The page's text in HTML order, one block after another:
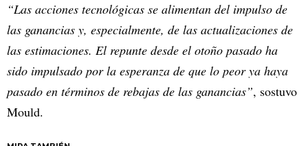
“Las acciones tecnológicas se alimentan del impulso de
las ganancias y, especialmente, de las actualizaciones de
las estimaciones. El repunte desde el otoño pasado ha
sido impulsado por la esperanza de que lo peor ya haya
pasado en términos de rebajas de las ganancias”, sostuvo
Mould.